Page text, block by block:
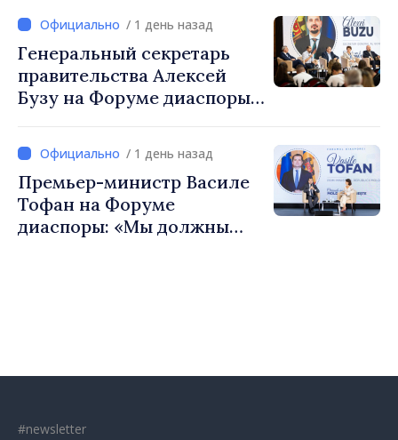
Вевер обсудили
европейский путь
Республики Молдова
/ 1 день назад
Генеральный секретарь
правительства Алексей
Бузу на Форуме диаспоры:
чтобы строить более
сильные сообщества»
/ 1 день назад
Премьер-министр Василе
Тофан на Форуме
диаспоры: «Мы должны
#newsletter